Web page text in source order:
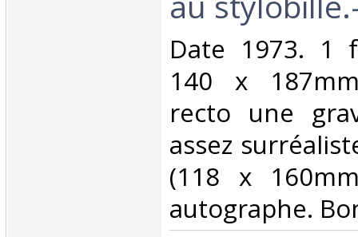
‎Date 1973. 1
140 x
recto une
assez
(118 x
autographe.